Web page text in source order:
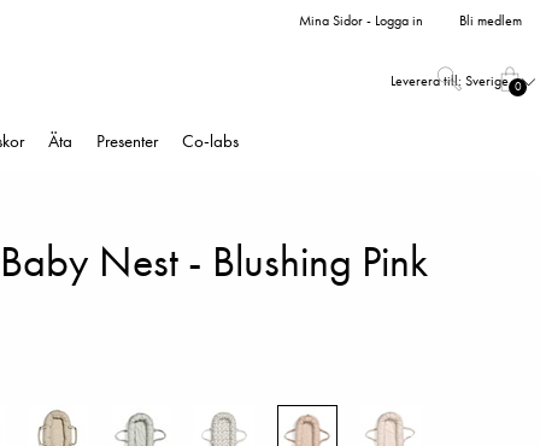
Mina Sidor - Logga in Bli medlem
Leverera till: Sverige 0
Äta Presenter Co-labs
Nest - Blushing Pink